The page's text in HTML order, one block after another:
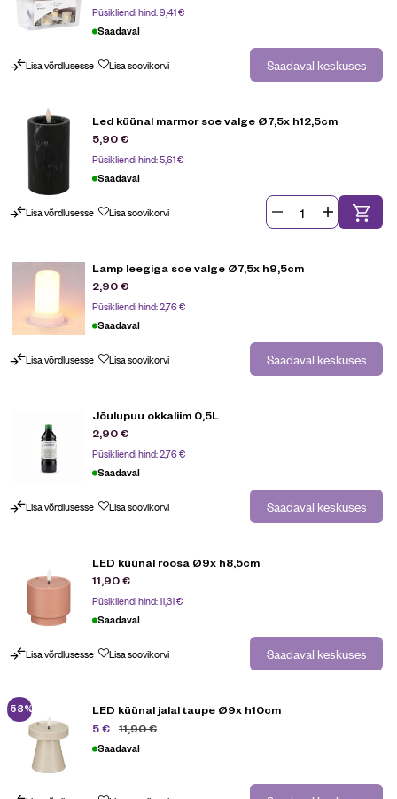
Püsikliendi hind:9,41€
Saadaval
Lisa võrdlusesse Lisa soovikorvi Saadaval keskuses
Led küünal marmor soe valge Ø7,5x h12,5cm
5,90€
Püsikliendi hind:5,61€
Saadaval
Lisa võrdlusesse Lisa soovikorvi
Lamp leegiga soe valge Ø7,5x h9,5cm
2,90€
Püsikliendi hind:2,76€
Saadaval
Lisa võrdlusesse Lisa soovikorvi Saadaval keskuses
Jõulupuu okkaliim 0,5L
2,90€
Püsikliendi hind:2,76€
Saadaval
Lisa võrdlusesse Lisa soovikorvi Saadaval keskuses
LED küünal roosa Ø9x h8,5cm
11,90€
Püsikliendi hind:11,31€
Saadaval
Lisa võrdlusesse Lisa soovikorvi Saadaval keskuses
-58%
LED küünal jalal taupe Ø9x h10cm
11,90€
5€
Saadaval